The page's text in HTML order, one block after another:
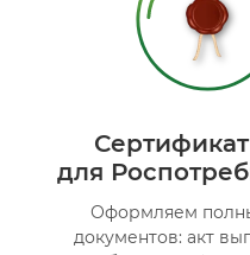
для
Оформляем
документов: акт